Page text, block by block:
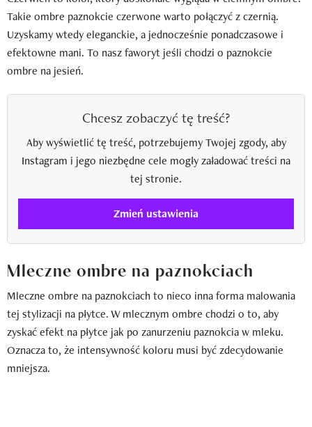
Takie ombre paznokcie czerwone warto połączyć z czernią.
Uzyskamy wtedy eleganckie, a jednocześnie ponadczasowe i
efektowne mani. To nasz faworyt jeśli chodzi o paznokcie
ombre na jesień.
Chcesz zobaczyć tę treść?
Aby wyświetlić tę treść, potrzebujemy Twojej zgody, aby
Instagram i jego niezbędne cele mogły załadować treści na
tej stronie.
Zmień ustawienia
Mleczne ombre na paznokciach
Mleczne ombre na paznokciach to nieco inna forma malowania
tej stylizacji na płytce. W mlecznym ombre chodzi o to, aby
zyskać efekt na płytce jak po zanurzeniu paznokcia w mleku.
Oznacza to, że intensywność koloru musi być zdecydowanie
mniejsza.